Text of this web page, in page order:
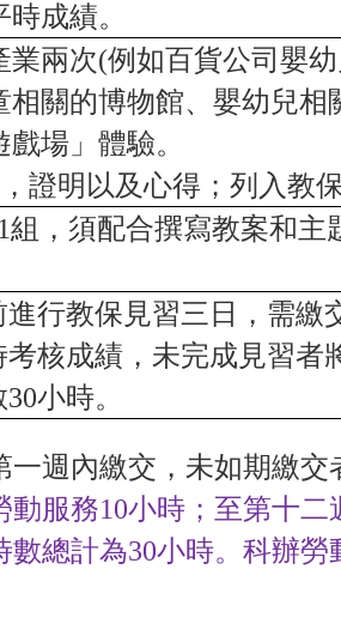
成績。
業兩次(例如百貨公司嬰
相關的博物館、嬰幼兒
戲場 」 體驗。
證明以及心得；列入教
1組，須配合撰寫教案和主
行教保見習三日，需繳
考核成績，未完成見習者
30小時。
一週內繳交，未如期繳
動服務10小時；至第十二
數總計為30小時。科辦勞